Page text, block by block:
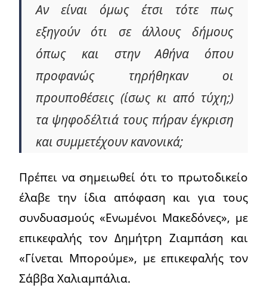
Αν είναι όμως έτσι τότε πως
εξηγούν ότι σε άλλους δήμους
όπως και στην Αθήνα όπου
προφανώς τηρήθηκαν οι
προυποθέσεις (ίσως κι από τύχη;)
τα ψηφοδέλτιά τους πήραν έγκριση
και συμμετέχουν κανονικά;
Πρέπει να σημειωθεί ότι το πρωτοδικείο
έλαβε την ίδια απόφαση και για τους
συνδυασμούς «Ενωμένοι Μακεδόνες», με
επικεφαλής τον Δημήτρη Ζιαμπάση και
«Γίνεται Μπορούμε», με επικεφαλής τον
Σάββα Χαλιαμπάλια.